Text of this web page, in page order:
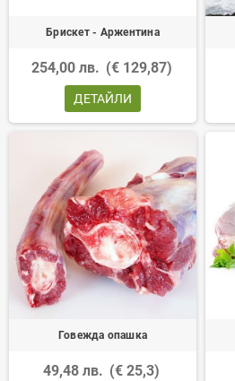
Брискет - Аржентина
254,00 лв. (€ 129,87)
ДЕТАЙЛИ
Говежда опашка
49,48 лв. (€ 25,3)